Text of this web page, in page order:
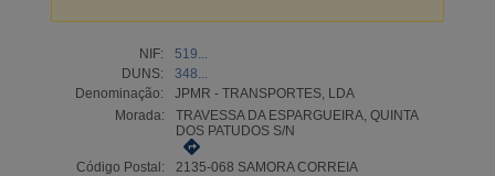
NIF:
519...
DUNS:
348...
Denominação:
JPMR - TRANSPORTES, LDA
Morada:
TRAVESSA DA ESPARGUEIRA, QUINTA
DOS PATUDOS S/N
Código Postal:
2135-068 SAMORA CORREIA